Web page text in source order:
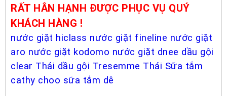
RẤT HÂN HẠNH ĐƯỢC PHỤC VỤ QUÝ
KHÁCH HÀNG !
nước giặt hiclass nước giặt fineline nước giặt
aro nước giặt kodomo nước giặt dnee dầu gội
clear Thái dầu gội Tresemme Thái Sữa tắm
cathy choo sữa tắm dê